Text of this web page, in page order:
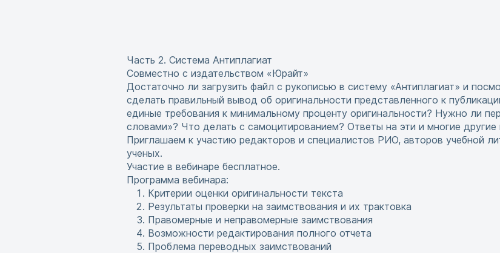
Часть 2. Система Антиплагиат
Совместно с издательством «Юрайт»
Достаточно ли загрузить файл с рукописью в систему «Антиплагиат» и
сделать правильный вывод об оригинальности представленного к
единые требования к минимальному проценту оригинальности? Нужно ли
словами»? Что делать с самоцитированием? Ответы на эти и многие
Приглашаем к участию редакторов и специалистов РИО, авторов учебной
ученых.
Участие в вебинаре бесплатное.
Программа вебинара:
Критерии оценки оригинальности текста
Результаты проверки на заимствования и их трактовка
Правомерные и неправомерные заимствования
Возможности редактирования полного отчета
Проблема переводных заимствований